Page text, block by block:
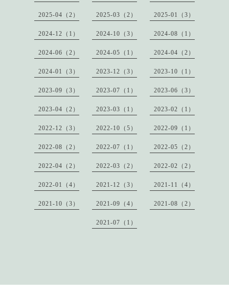
2025-04（2） 2025-03（2） 2025-01（3）
2024-12（1） 2024-10（3） 2024-08（1）
2024-06（2） 2024-05（1） 2024-04（2）
2024-01（3） 2023-12（3） 2023-10（1）
2023-09（3） 2023-07（1） 2023-06（3）
2023-04（2） 2023-03（1） 2023-02（1）
2022-12（3） 2022-10（5） 2022-09（1）
2022-08（2） 2022-07（1） 2022-05（2）
2022-04（2） 2022-03（2） 2022-02（2）
2022-01（4） 2021-12（3） 2021-11（4）
2021-10（3） 2021-09（4） 2021-08（2）
2021-07（1）